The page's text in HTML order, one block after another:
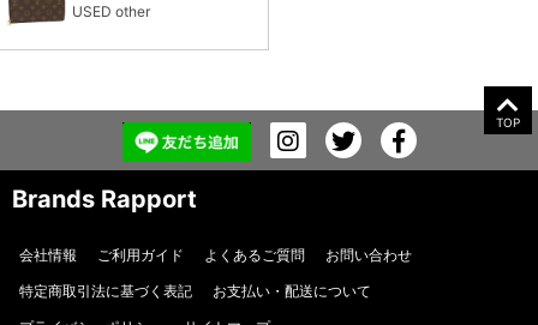
USED other
TOP
Brands Rapport
会社情報 ご利用ガイド よくあるご質問
お問い合わせ
特定商取引法に基づく表記
お支払い・配送について